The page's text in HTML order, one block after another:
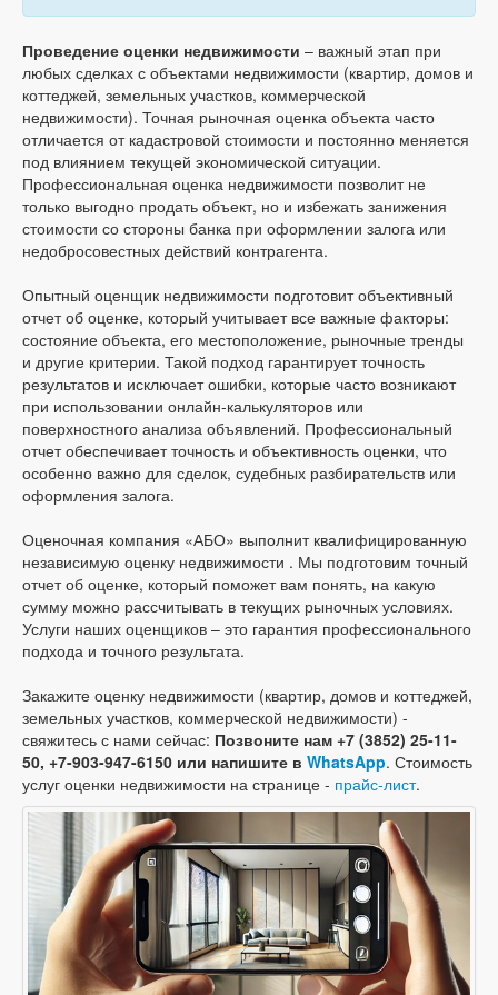
Проведение оценки недвижимости – важный этап при
любых сделках с объектами недвижимости (квартир, домов и
коттеджей, земельных участков, коммерческой
недвижимости). Точная рыночная оценка объекта часто
отличается от кадастровой стоимости и постоянно меняется
под влиянием текущей экономической ситуации.
Профессиональная оценка недвижимости позволит не
только выгодно продать объект, но и избежать занижения
стоимости со стороны банка при оформлении залога или
недобросовестных действий контрагента.
Опытный оценщик недвижимости подготовит объективный
отчет об оценке, который учитывает все важные факторы:
состояние объекта, его местоположение, рыночные тренды
и другие критерии. Такой подход гарантирует точность
результатов и исключает ошибки, которые часто возникают
при использовании онлайн-калькуляторов или
поверхностного анализа объявлений. Профессиональный
отчет обеспечивает точность и объективность оценки, что
особенно важно для сделок, судебных разбирательств или
оформления залога.
Оценочная компания «АБО» выполнит квалифицированную
независимую оценку недвижимости . Мы подготовим точный
отчет об оценке, который поможет вам понять, на какую
сумму можно рассчитывать в текущих рыночных условиях.
Услуги наших оценщиков – это гарантия профессионального
подхода и точного результата.
Закажите оценку недвижимости (квартир, домов и коттеджей,
земельных участков, коммерческой недвижимости) -
свяжитесь с нами сейчас: Позвоните нам +7 (3852) 25-11-
50, +7-903-947-6150 или напишите в WhatsApp. Стоимость
услуг оценки недвижимости на странице - прайс-лист.